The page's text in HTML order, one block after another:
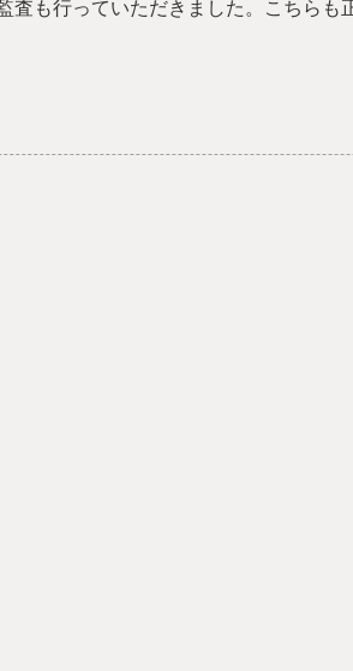
査も行っていただきました。こちら